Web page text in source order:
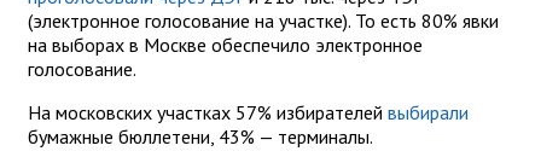
(электронное голосование на участке). То есть 80% явки
на выборах в Москве обеспечило электронное
голосование.
На московских участках 57% избирателей выбирали
бумажные бюллетени, 43% — терминалы.